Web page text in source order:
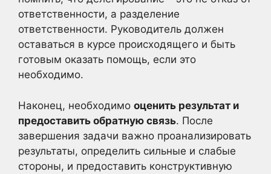
ответственности, а разделение
ответственности. Руководитель должен
оставаться в курсе происходящего и быть
готовым оказать помощь, если это
необходимо.
Наконец, необходимо оценить результат и
предоставить обратную связь. После
завершения задачи важно проанализировать
результаты, определить сильные и слабые
стороны, и предоставить конструктивную